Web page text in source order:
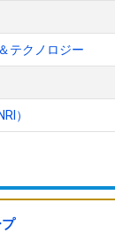
テクノロジー
）